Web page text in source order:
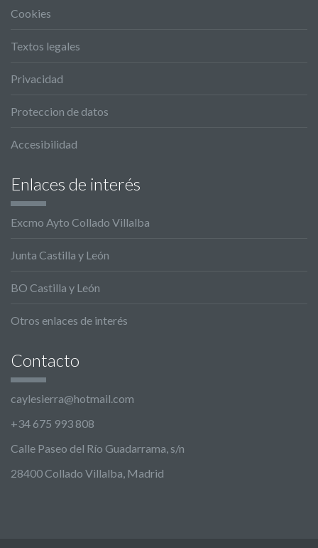
Cookies
Textos legales
Privacidad
Proteccion de datos
Accesibilidad
Enlaces de interés
Excmo Ayto Collado Villalba
Junta Castilla y León
BO Castilla y León
Otros enlaces de interés
Contacto
caylesierra@hotmail.com
+34 675 993 808
Calle Paseo del Río Guadarrama, s/n
28400 Collado Villalba, Madrid